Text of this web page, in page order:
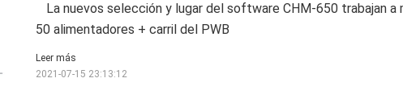
La nuevos selección y lugar del software CHM-650 trabajan a
50 alimentadores + carril del PWB
Leer más
2021-07-15 23:13:12